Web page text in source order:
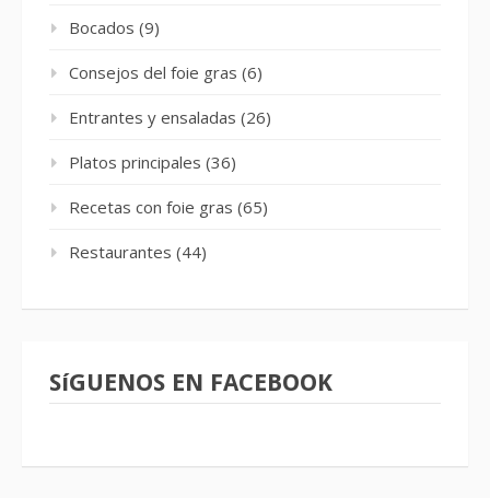
Bocados (9)
Consejos del foie gras (6)
Entrantes y ensaladas (26)
Platos principales (36)
Recetas con foie gras (65)
Restaurantes (44)
SíGUENOS EN FACEBOOK